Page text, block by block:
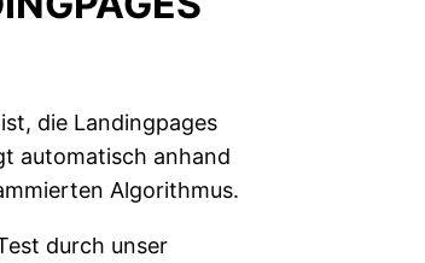
die Landingpages
automatisch anhand
Algorithmus.
durch unser